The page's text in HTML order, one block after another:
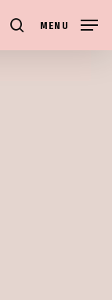
search
MENU